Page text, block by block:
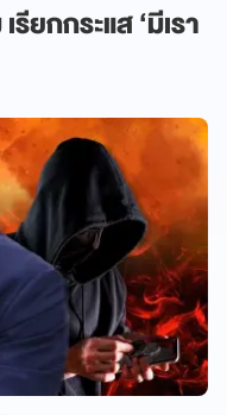
ยกกระแส ‘มีเรา